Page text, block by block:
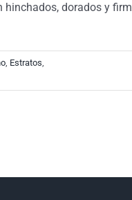
dorados y
, Estratos,